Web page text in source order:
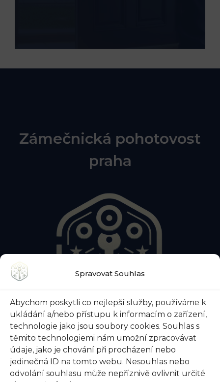
Spravovat Souhlas
Abychom poskytli co nejlepší služby, používáme k
ukládání a/nebo přístupu k informacím o zařízení,
technologie jako jsou soubory cookies. Souhlas s
těmito technologiemi nám umožní zpracovávat
údaje, jako je chování při procházení nebo
jedinečná ID na tomto webu. Nesouhlas nebo
odvolání souhlasu může nepříznivě ovlivnit určité
Zámečnická pohotovost
praha
O NÁS KONTAKTY
BLOG
O ZÁMEČNICKÉ POHOTOVOSTI
O ZABEZPEČENÍ DVEŘÍ
VŠE O TREZORECH